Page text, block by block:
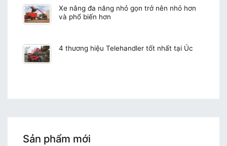
Xe nâng đa năng nhỏ gọn trở nên nhỏ hơn
và phổ biến hơn
4 thương hiệu Telehandler tốt nhất tại Úc
Sản phẩm mới